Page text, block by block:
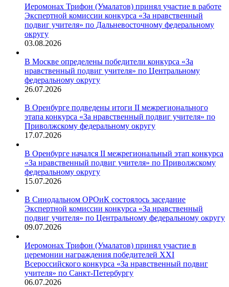
Иеромонах Трифон (Умалатов) принял участие в работе
Экспертной комиссии конкурса «За нравственный
подвиг учителя» по Дальневосточному федеральному
округу
03.08.2026
В Москве определены победители конкурса «За
нравственный подвиг учителя» по Центральному
федеральному округу
26.07.2026
В Оренбурге подведены итоги II межрегионального
этапа конкурса «За нравственный подвиг учителя» по
Приволжскому федеральному округу
17.07.2026
В Оренбурге начался II межрегиональный этап конкурса
«За нравственный подвиг учителя» по Приволжскому
федеральному округу
15.07.2026
В Синодальном ОРОиК состоялось заседание
Экспертной комиссии конкурса «За нравственный
подвиг учителя» по Центральному федеральному округу
09.07.2026
Иеромонах Трифон (Умалатов) принял участие в
церемонии награждения победителей XXI
Всероссийского конкурса «За нравственный подвиг
учителя» по Санкт-Петербургу
06.07.2026